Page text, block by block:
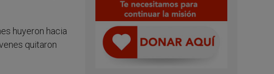
huyeron hacia
quitaron